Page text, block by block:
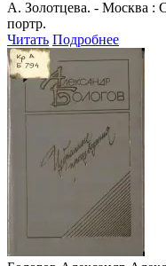
А. Золотцева. - Москва :
портр.
Читать Подробнее